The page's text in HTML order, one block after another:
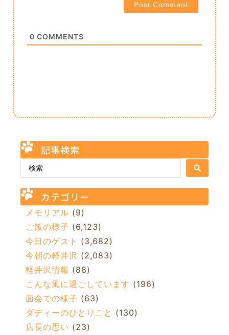
0 COMMENTS
記事検索
カテゴリー
メモリアル (9)
ご飯の様子 (6,123)
今日のゲスト (3,682)
今朝の軽井沢 (2,083)
軽井沢情報 (88)
こんな風に過ごしています (196)
面会での様子 (63)
ダディーのひとりごと (130)
店長の思い (23)